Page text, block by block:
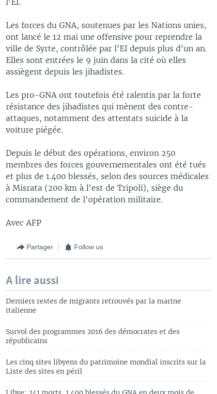
Les forces du GNA, soutenues par les Nations unies,
ont lancé le 12 mai une offensive pour reprendre la
ville de Syrte, contrôlée par l'EI depuis plus d'un an.
Elles sont entrées le 9 juin dans la cité où elles
assiègent depuis les jihadistes.
Les pro-GNA ont toutefois été ralentis par la forte
résistance des jihadistes qui mènent des contre-
attaques, notamment des attentats suicide à la
voiture piégée.
Depuis le début des opérations, environ 250
membres des forces gouvernementales ont été tués
et plus de 1.400 blessés, selon des sources médicales
à Misrata (200 km à l'est de Tripoli), siège du
commandement de l'opération militaire.
Avec AFP
Partager Follow us
A lire aussi
Derniers restes de migrants retrouvés par la marine
italienne
Survol des programmes 2016 des démocrates et des
républicains
Les cinq sites libyens du patrimoine mondial inscrits sur la
Liste des sites en péril